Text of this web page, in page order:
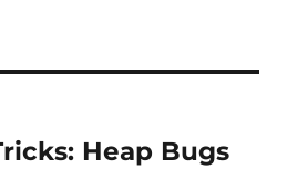
Heap Bugs